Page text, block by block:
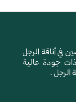
أناقة الرجل
جودة عالية
الرجل .